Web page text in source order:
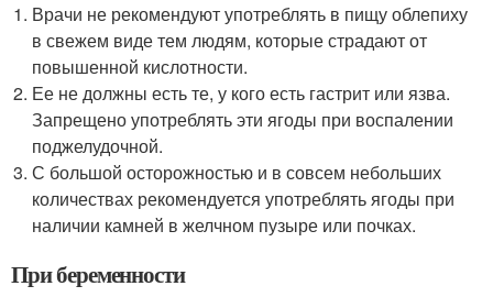
Врачи не рекомендуют употреблять в пищу облепиху
в свежем виде тем людям, которые страдают от
повышенной кислотности.
Ее не должны есть те, у кого есть гастрит или язва.
Запрещено употреблять эти ягоды при воспалении
поджелудочной.
С большой осторожностью и в совсем небольших
количествах рекомендуется употреблять ягоды при
наличии камней в желчном пузыре или почках.
При беременности